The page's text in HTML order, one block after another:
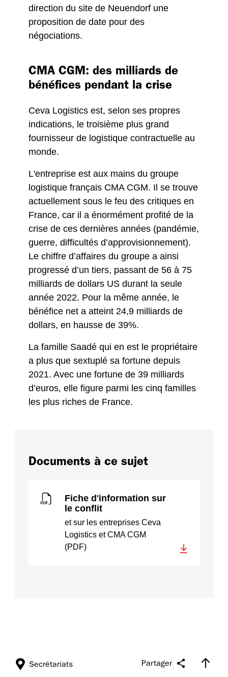
direction du site de Neuendorf une
proposition de date pour des
négociations.
CMA CGM: des milliards de
bénéfices pendant la crise
Ceva Logistics est, selon ses propres
indications, le troisième plus grand
fournisseur de logistique contractuelle au
monde.
L'entreprise est aux mains du groupe
logistique français CMA CGM. Il se trouve
actuellement sous le feu des critiques en
France, car il a énormément profité de la
crise de ces dernières années (pandémie,
guerre, difficultés d’approvisionnement).
Le chiffre d’affaires du groupe a ainsi
progressé d’un tiers, passant de 56 à 75
milliards de dollars US durant la seule
année 2022. Pour la même année, le
bénéfice net a atteint 24,9 milliards de
dollars, en hausse de 39%.
La famille Saadé qui en est le propriétaire
a plus que sextuplé sa fortune depuis
2021. Avec une fortune de 39 milliards
d’euros, elle figure parmi les cinq familles
les plus riches de France.
Documents à ce sujet
Fiche d'information sur
le conflit
et sur les entreprises Ceva
Logistics et CMA CGM
(PDF)
Partager
Secrétariats